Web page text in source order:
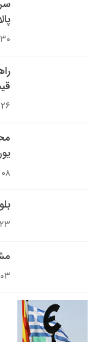
۳۰ دی ۱۳۹۱
۲۶ دی ۱۳۹۱
۰۸ دی ۱۳۹۱
۲۳ آذر ۱۳۹۱
۰۳ آبان ۱۳۹۱